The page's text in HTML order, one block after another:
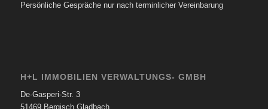
Persönliche Gespräche nur nach terminlicher Vereinbarung
H+L IMMOBILIEN VERWALTUNGS- GMBH
De-Gasperi-Str. 3
51469 Bergisch Gladbach